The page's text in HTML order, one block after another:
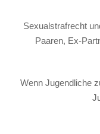
Sexualstrafrecht
Paaren, Ex-
Wenn Jugendliche